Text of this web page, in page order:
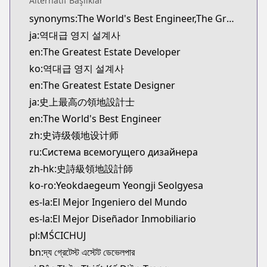
novelUpdates
https://www.novelupdates.com/series/the-
Official English
Official English
https://www.webtoons.com/en/fantasy/the-
Webtoons
https://www.webtoons.com/es/fantasy/the-
Webtoons
Webtoons
https://www.webtoons.com/fr/fantasy/
Webtoons
Webtoons
https://www.webtoons.com/zh-hant/fantasy/
Webtoons
Webtoons
https://www.webtoons.com/th/fantasy/the-
Dongman Manhua
synonyms:The World's Best Engineer,The Greatest Estate Designer,Yeokdaegeup Yeongji Seolgyesa
ja:역대급 영지 설계사
en:The Greatest Estate Developer
ko:역대급 영지 설계사
en:The Greatest Estate Designer
ja:史上最高の領地設計士
en:The World's Best Engineer
zh:史诗级领地设计师
ru:Система всемогущего дизайнера
zh-hk:史詩級領地設計師
ko-ro:Yeokdaegeum Yeongji Seolgyesa
es-la:El Mejor Ingeniero del Mundo
es-la:El Mejor Diseñador Inmobiliario
pl:MŚCICHUJ
bn:দ্য গ্রেটেস্ট এস্টেট ডেভেলপার